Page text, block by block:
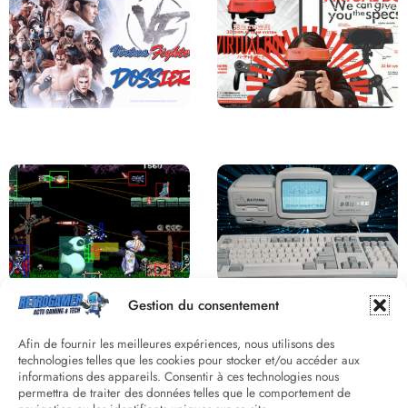
Gestion du consentement
Afin de fournir les meilleures expériences, nous utilisons des
technologies telles que les cookies pour stocker et/ou accéder aux
informations des appareils. Consentir à ces technologies nous
permettra de traiter des données telles que le comportement de
Derrière le pixel : L’art caché de la
hitbox
Une machine incroyable et
inconnue : le Batong BT-686